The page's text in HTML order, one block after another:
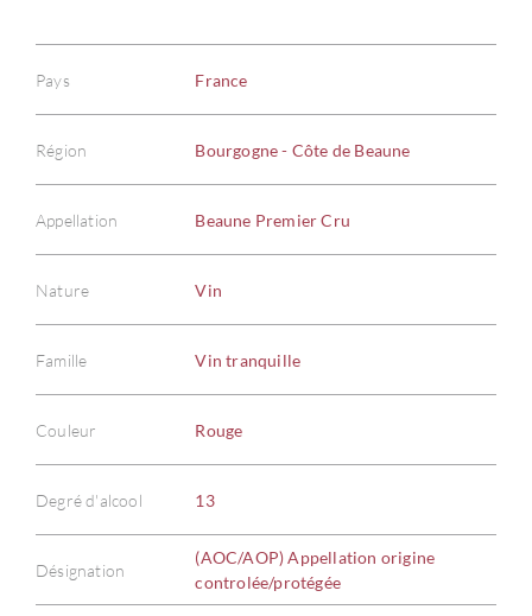
Pays France
Région Bourgogne - Côte de Beaune
Appellation Beaune Premier Cru
Nature Vin
Famille Vin tranquille
Couleur Rouge
Degré d'alcool 13
Désignation
(AOC/AOP) Appellation origine
controlée/protégée